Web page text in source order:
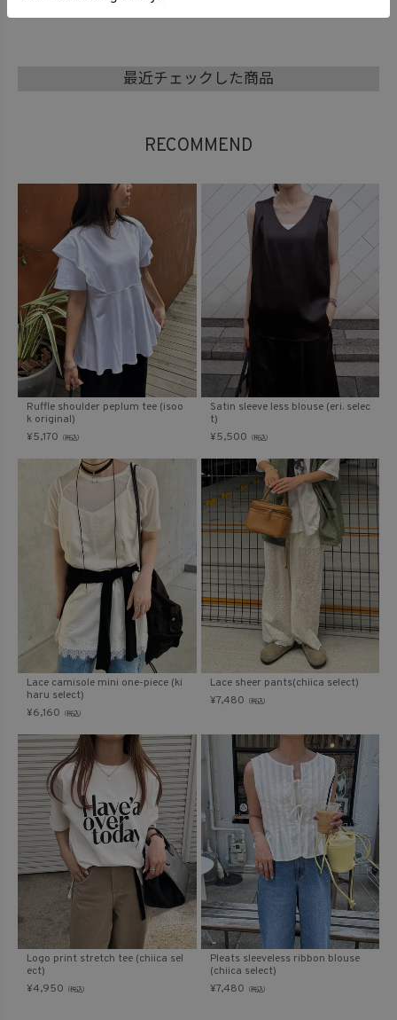
最近チェックした商品
RECOMMEND
Ruffle shoulder peplum tee (isoo
k original)
¥5,170 （税込）
Satin sleeve less blouse (eri. selec
t)
¥5,500 （税込）
Lace camisole mini one-piece (ki
haru select)
¥6,160 （税込）
Lace sheer pants(chiica select)
¥7,480 （税込）
Logo print stretch tee (chiica sel
ect)
¥4,950 （税込）
Pleats sleeveless ribbon blouse
(chiica select)
¥7,480 （税込）